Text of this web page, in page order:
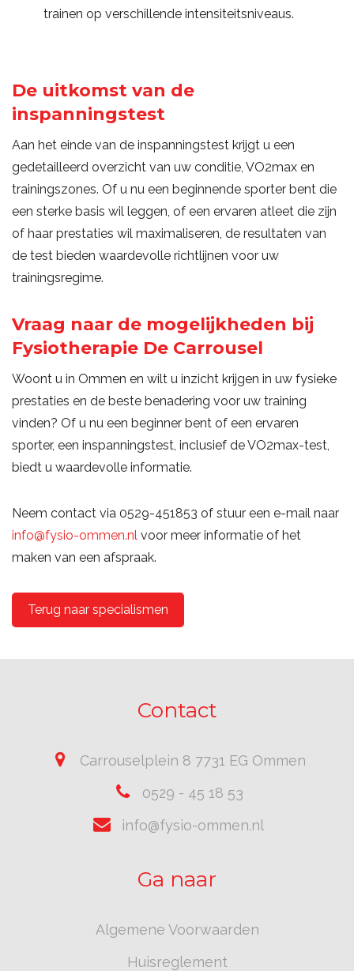
trainen op verschillende intensiteitsniveaus.
De uitkomst van de
inspanningstest
Aan het einde van de inspanningstest krijgt u een
gedetailleerd overzicht van uw conditie, VO2max en
trainingszones. Of u nu een beginnende sporter bent die
een sterke basis wil leggen, of een ervaren atleet die zijn
of haar prestaties wil maximaliseren, de resultaten van
de test bieden waardevolle richtlijnen voor uw
trainingsregime.
Vraag naar de mogelijkheden bij
Fysiotherapie De Carrousel
Woont u in Ommen en wilt u inzicht krijgen in uw fysieke
prestaties en de beste benadering voor uw training
vinden? Of u nu een beginner bent of een ervaren
sporter, een inspanningstest, inclusief de VO2max-test,
biedt u waardevolle informatie.
Neem contact via 0529-451853 of stuur een e-mail naar
info@fysio-ommen.nl voor meer informatie of het
maken van een afspraak.
Terug naar specialismen
Contact
Carrouselplein 8 7731 EG Ommen
0529 - 45 18 53
info@fysio-ommen.nl
Ga naar
Algemene Voorwaarden
Huisreglement